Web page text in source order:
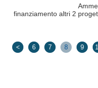
finanziamento altri 2
< 6 7 8 9